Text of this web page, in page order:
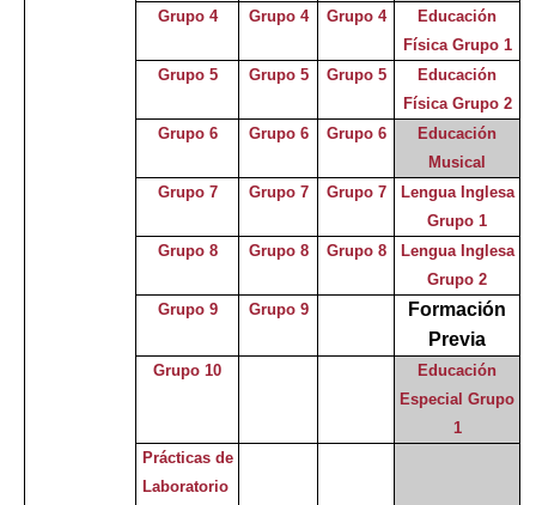
Grupo 4
Grupo 4 Grupo 4
Educación
Física Grupo 1
Grupo 5
Grupo 5 Grupo 5
Educación
Física Grupo 2
Grupo 6
Grupo 6 Grupo 6
Educación
Musical
Grupo 7
Grupo 7 Grupo 7
Lengua Inglesa
Grupo 1
Grupo 8
Grupo 8 Grupo 8
Lengua Inglesa
Grupo 2
Grupo 9
Grupo 9
Formación
Previa
Grupo 10
Educación
Especial Grupo
1
Prácticas de
Laboratorio